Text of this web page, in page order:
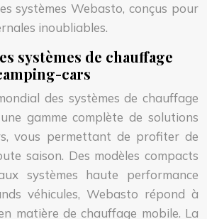
systèmes Webasto, conçus pour
inoubliables.
systèmes de chauffage
cars
des systèmes de chauffage
gamme complète de solutions
vous permettant de profiter de
saison. Des modèles compacts
systèmes haute performance
véhicules, Webasto répond à
matière de chauffage mobile. La